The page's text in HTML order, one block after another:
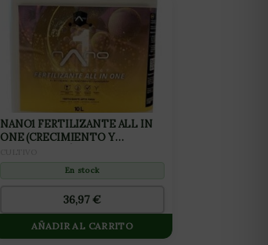
NANO1 FERTILIZANTE ALL IN
ONE (CRECIMIENTO Y
En stock
36,97€
AÑADIR AL CARRITO